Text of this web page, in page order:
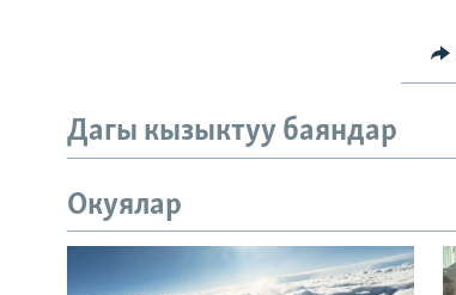
Дагы кызыктуу баяндар
Окуялар